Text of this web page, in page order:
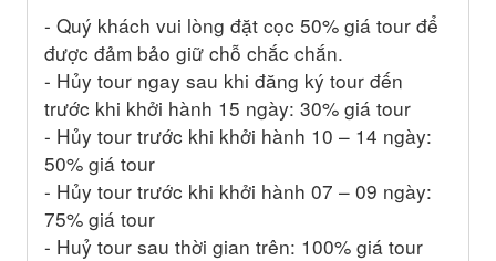
- Quý khách vui lòng đặt cọc 50% giá tour để
được đảm bảo giữ chỗ chắc chắn.
- Hủy tour ngay sau khi đăng ký tour đến
trước khi khởi hành 15 ngày: 30% giá tour
- Hủy tour trước khi khởi hành 10 – 14 ngày:
50% giá tour
- Hủy tour trước khi khởi hành 07 – 09 ngày:
75% giá tour
- Huỷ tour sau thời gian trên: 100% giá tour